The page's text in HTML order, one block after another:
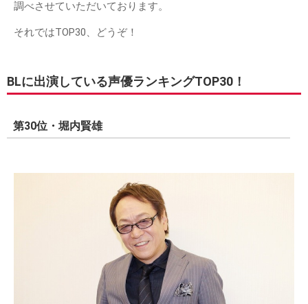
調べさせていただいております。
それではTOP30、どうぞ！
BLに出演している声優ランキングTOP30！
第30位・堀内賢雄